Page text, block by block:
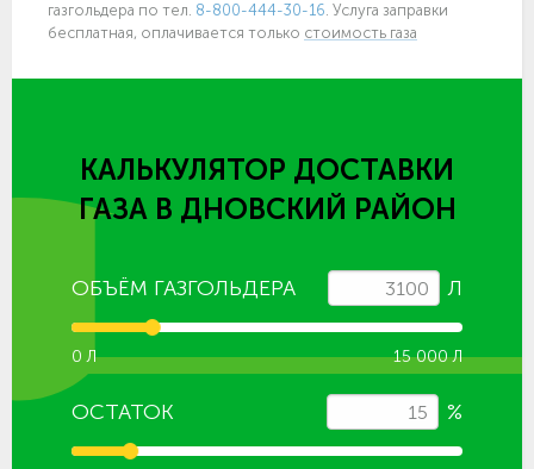
газгольдера по тел. 8-800-444-30-16. Услуга заправки
бесплатная, оплачивается только стоимость газа
КАЛЬКУЛЯТОР ДОСТАВКИ
ГАЗА В ДНОВСКИЙ РАЙОН
ОБЪЁМ ГАЗГОЛЬДЕРА Л
0 Л 15 000 Л
ОСТАТОК %